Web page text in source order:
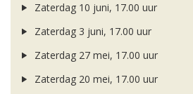
Zaterdag 10 juni, 17.00 uur
Zaterdag 3 juni, 17.00 uur
Zaterdag 27 mei, 17.00 uur
Zaterdag 20 mei, 17.00 uur